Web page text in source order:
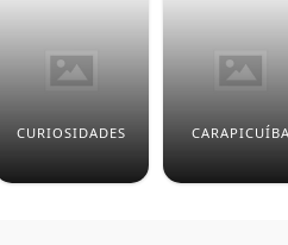
CURIOSIDADES CARAPICUÍBA